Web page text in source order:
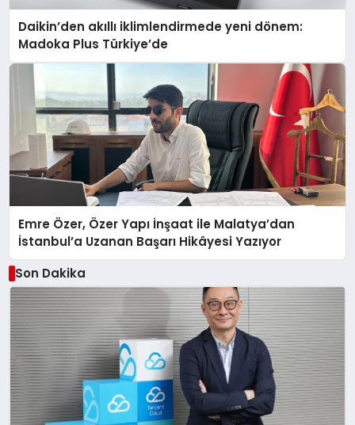
Daikin’den akıllı iklimlendirmede yeni dönem:
Madoka Plus Türkiye’de
Emre Özer, Özer Yapı İnşaat ile Malatya’dan
İstanbul’a Uzanan Başarı Hikâyesi Yazıyor
Son Dakika